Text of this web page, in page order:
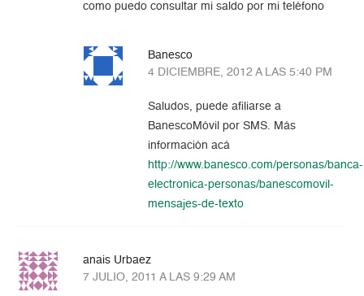
como puedo consultar mi saldo por mi teléfono
Banesco
4 DICIEMBRE, 2012 A LAS 5:40 PM
Saludos, puede afiliarse a
BanescoMóvil por SMS. Más
información acá
http://www.banesco.com/personas/banca-
electronica-personas/banescomovil-
mensajes-de-texto
anais Urbaez
7 JULIO, 2011 A LAS 9:29 AM